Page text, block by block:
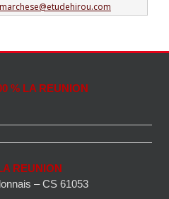
% LA REUNION
REUNION
– CS 61053